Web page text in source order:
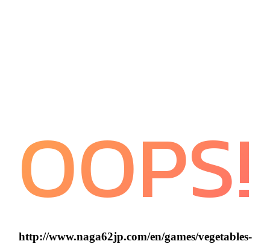
OOPS!
http://www.naga62jp.com/en/games/vegetables-